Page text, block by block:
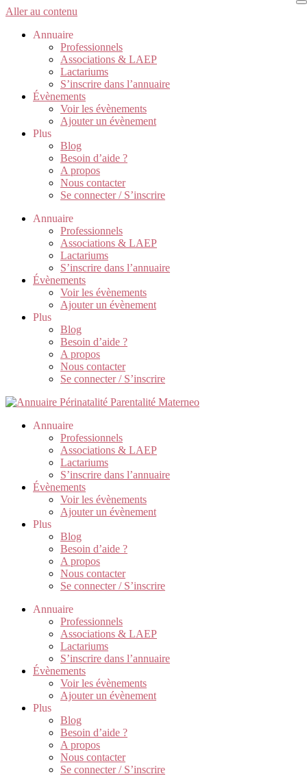
Aller au contenu
Annuaire
Professionnels
Associations & LAEP
Lactariums
S’inscrire dans l’annuaire
Évènements
Voir les évènements
Ajouter un évènement
Plus
Blog
Besoin d’aide ?
A propos
Nous contacter
Se connecter / S’inscrire
Annuaire
Professionnels
Associations & LAEP
Lactariums
S’inscrire dans l’annuaire
Évènements
Voir les évènements
Ajouter un évènement
Plus
Blog
Besoin d’aide ?
A propos
Nous contacter
Se connecter / S’inscrire
Annuaire
Professionnels
Associations & LAEP
Lactariums
S’inscrire dans l’annuaire
Évènements
Voir les évènements
Ajouter un évènement
Plus
Blog
Besoin d’aide ?
A propos
Nous contacter
Se connecter / S’inscrire
Annuaire
Professionnels
Associations & LAEP
Lactariums
S’inscrire dans l’annuaire
Évènements
Voir les évènements
Ajouter un évènement
Plus
Blog
Besoin d’aide ?
A propos
Nous contacter
Se connecter / S’inscrire